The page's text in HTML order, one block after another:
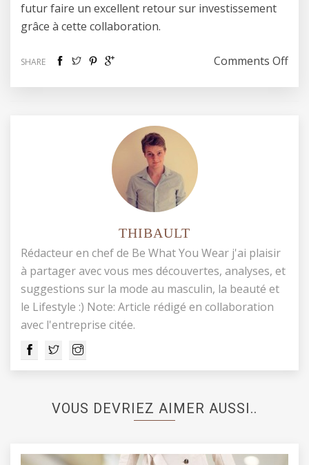
futur faire un excellent retour sur investissement
grâce à cette collaboration.
SHARE Comments Offon
THIBAULT
Rédacteur en chef de Be What You Wear j'ai plaisir
à partager avec vous mes découvertes, analyses, et
suggestions sur la mode au masculin, la beauté et
le Lifestyle :) Note: Article rédigé en collaboration
avec l'entreprise citée.
VOUS DEVRIEZ AIMER AUSSI..